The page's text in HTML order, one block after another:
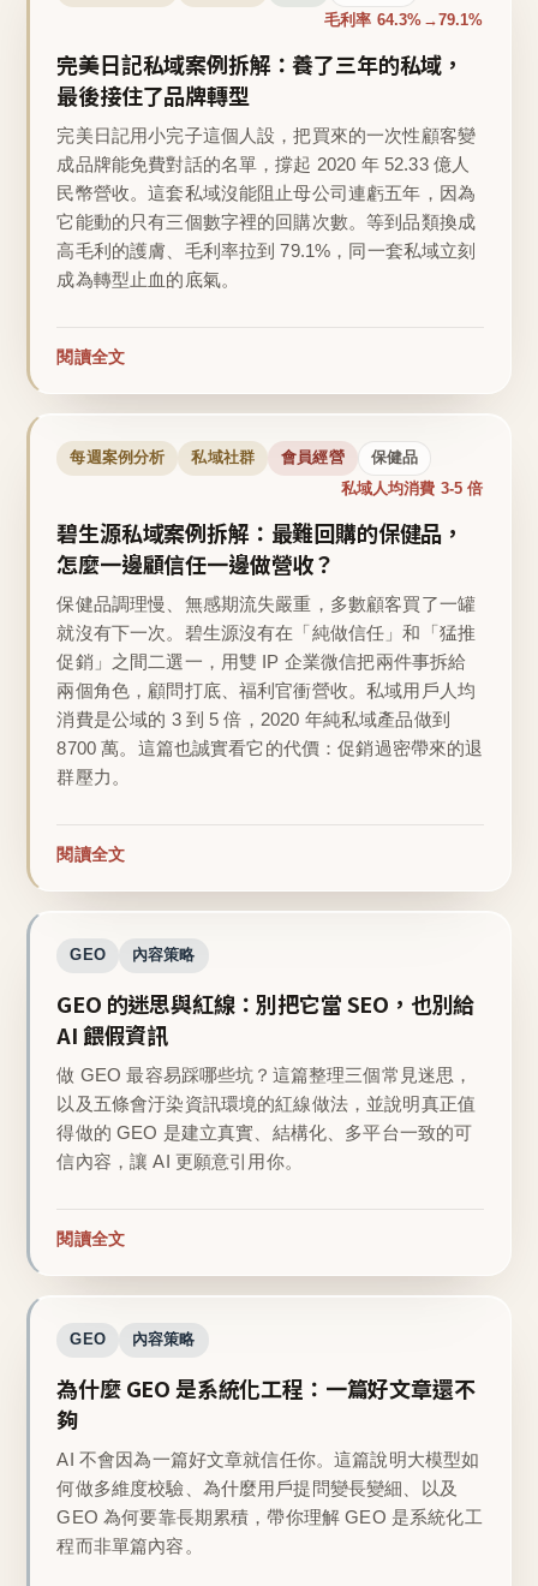
毛利率 64.3%→79.1%
完美日記私域案例拆解：養了三年的私域，
最後接住了品牌轉型
完美日記用小完子這個人設，把買來的一次性顧客變
成品牌能免費對話的名單，撐起 2020 年 52.33 億人
民幣營收。這套私域沒能阻止母公司連虧五年，因為
它能動的只有三個數字裡的回購次數。等到品類換成
高毛利的護膚、毛利率拉到 79.1%，同一套私域立刻
成為轉型止血的底氣。
閱讀全文
每週案例分析 私域社群 會員經營 保健品
私域人均消費 3-5 倍
碧生源私域案例拆解：最難回購的保健品，
怎麼一邊顧信任一邊做營收？
保健品調理慢、無感期流失嚴重，多數顧客買了一罐
就沒有下一次。碧生源沒有在「純做信任」和「猛推
促銷」之間二選一，用雙 IP 企業微信把兩件事拆給
兩個角色，顧問打底、福利官衝營收。私域用戶人均
消費是公域的 3 到 5 倍，2020 年純私域產品做到
8700 萬。這篇也誠實看它的代價：促銷過密帶來的退
群壓力。
閱讀全文
GEO 內容策略
GEO 的迷思與紅線：別把它當 SEO，也別給
AI 餵假資訊
做 GEO 最容易踩哪些坑？這篇整理三個常見迷思，
以及五條會汙染資訊環境的紅線做法，並說明真正值
得做的 GEO 是建立真實、結構化、多平台一致的可
信內容，讓 AI 更願意引用你。
閱讀全文
GEO 內容策略
為什麼 GEO 是系統化工程：一篇好文章還不
夠
AI 不會因為一篇好文章就信任你。這篇說明大模型如
何做多維度校驗、為什麼用戶提問變長變細、以及
GEO 為何要靠長期累積，帶你理解 GEO 是系統化工
程而非單篇內容。